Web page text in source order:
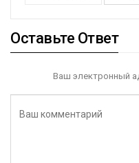
Оставьте Ответ
Ваш электронный